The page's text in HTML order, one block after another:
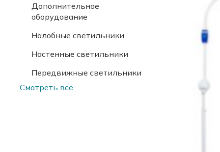
Дополнительное
оборудование
Налобные светильники
Настенные светильники
Передвижные светильники
Смотреть все